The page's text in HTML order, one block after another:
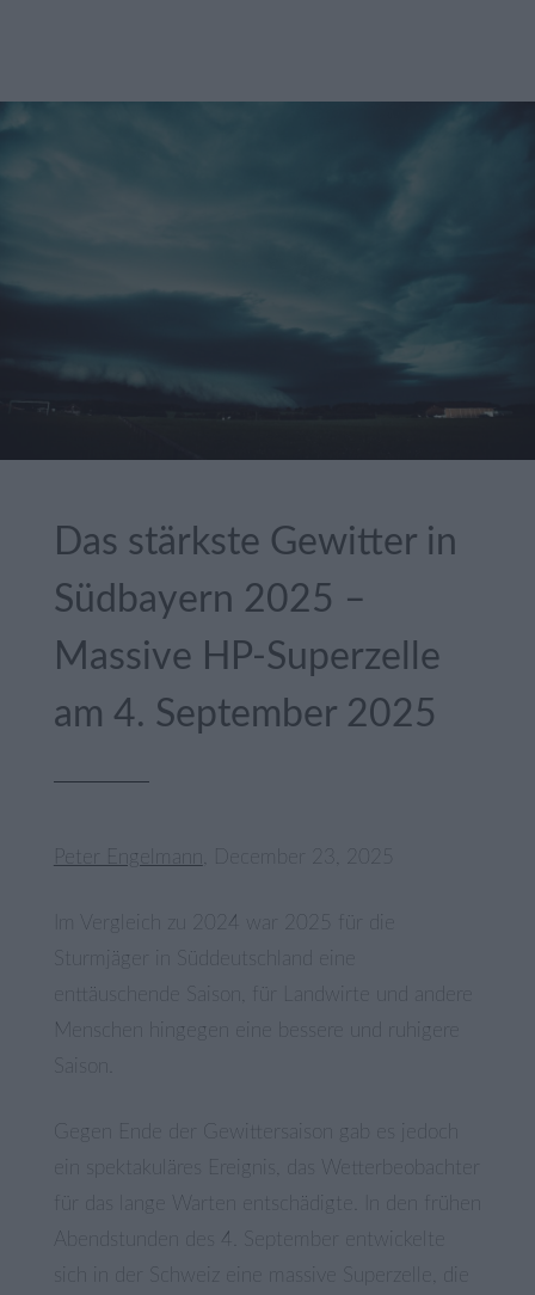
Das stärkste Gewitter in
Südbayern 2025 –
Massive HP-Superzelle
am 4. September 2025
Peter Engelmann , December 23, 2025
Im Vergleich zu 2024 war 2025 für die
Sturmjäger in Süddeutschland eine
enttäuschende Saison, für Landwirte und andere
Menschen hingegen eine bessere und ruhigere
Gegen Ende der Gewittersaison gab es jedoch
ein spektakuläres Ereignis, das Wetterbeobachter
für das lange Warten entschädigte. In den frühen
Abendstunden des 4. September entwickelte
sich in der Schweiz eine massive Superzelle, die